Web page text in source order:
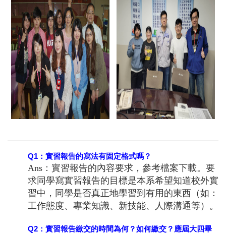
Q1 ：實習報告的寫法有固定格式嗎？
Ans：實習報告的內容要求，參考檔案下載。要
求同學寫實習報告的目標是本系希望知道校外實
習中，同學是否真正地學習到有用的東西（如：
工作態度、專業知識、新技能、人際溝通等）。
Q2 ：實習報告繳交的時間為何？如何繳交？應屆大四畢